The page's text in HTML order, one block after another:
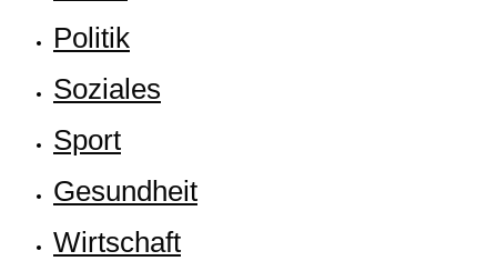
Poli­tik
Sozia­les
Sport
Gesund­heit
Wirt­schaft